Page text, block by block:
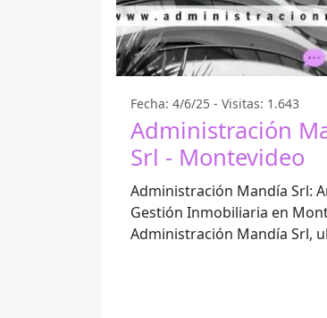
Fecha: 4/6/25 - Visitas: 1.643
Administración
Srl - Montevideo
Administración Mandía Srl:
Gestión Inmobiliaria en
Administración Mandía Srl,